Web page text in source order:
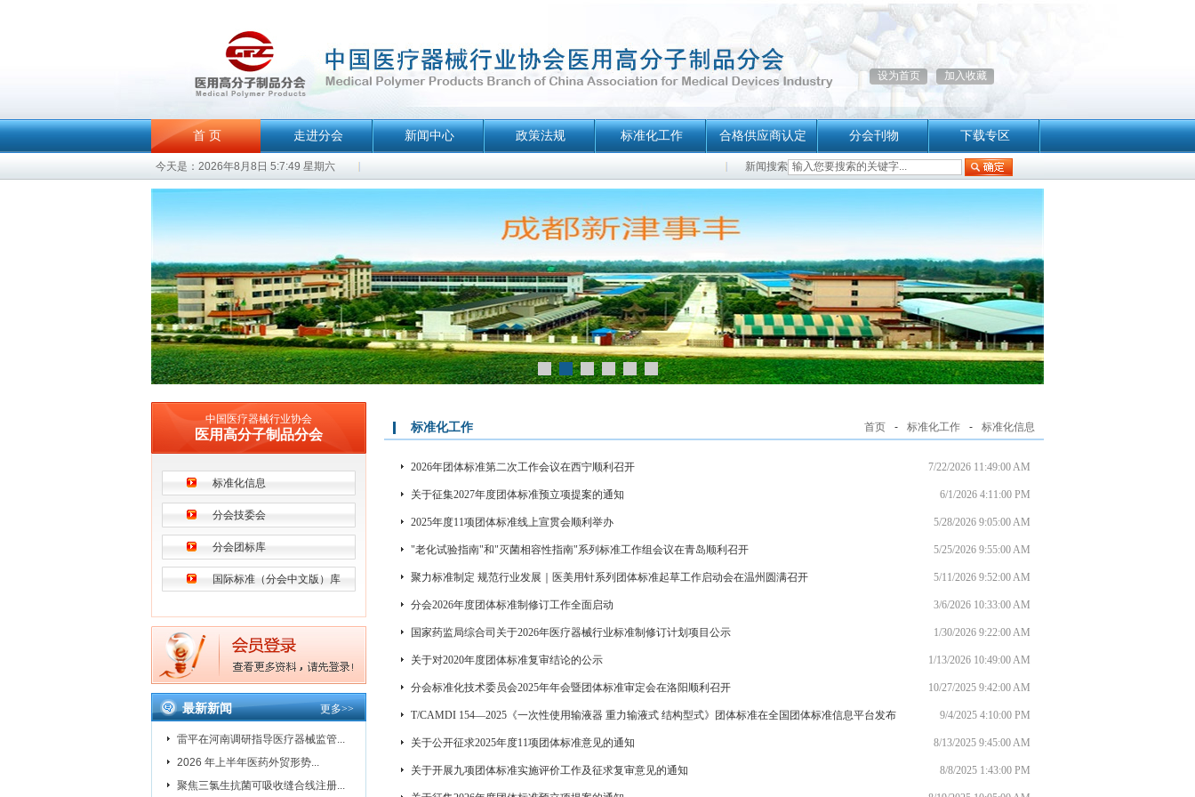
设为首页 加入收藏
首 页
今天是：2026年8月8日 5:7:49 星期六 新闻搜索
走进分会 新闻中心 政策法规 标准化工作 合格供应商认定 分会刊物 下载专区
中国医疗器械行业协会
医用高分子制品分会
标准化信息
分会技委会
分会团标库
国际标准（分会中文版）库
最新新闻 更多>>
雷平在河南调研指导医疗器械监管...
2026 年上半年医药外贸形势...
聚焦三氯生抗菌可吸收缝合线注册...
标准化工作 首页 - 标准化工作 - 标准化信息
2026年团体标准第二次工作会议在西宁顺利召开 7/22/2026 11:49:00 AM
关于征集2027年度团体标准预立项提案的通知 6/1/2026 4:11:00 PM
2025年度11项团体标准线上宣贯会顺利举办 5/28/2026 9:05:00 AM
"老化试验指南"和"灭菌相容性指南"系列标准工作组会议在青岛顺利召开 5/25/2026 9:55:00 AM
聚力标准制定 规范行业发展｜医美用针系列团体标准起草工作启动会在温州圆满召开 5/11/2026 9:52:00 AM
分会2026年度团体标准制修订工作全面启动 3/6/2026 10:33:00 AM
国家药监局综合司关于2026年医疗器械行业标准制修订计划项目公示 1/30/2026 9:22:00 AM
关于对2020年度团体标准复审结论的公示 1/13/2026 10:49:00 AM
分会标准化技术委员会2025年年会暨团体标准审定会在洛阳顺利召开 10/27/2025 9:42:00 AM
T/CAMDI 154—2025《一次性使用输液器 重力输液式 结构型式》团体标准在全国团体标准信息平台发布 9/4/2025 4:10:00 PM
关于公开征求2025年度11项团体标准意见的通知 8/13/2025 9:45:00 AM
关于开展九项团体标准实施评价工作及征求复审意见的通知 8/8/2025 1:43:00 PM